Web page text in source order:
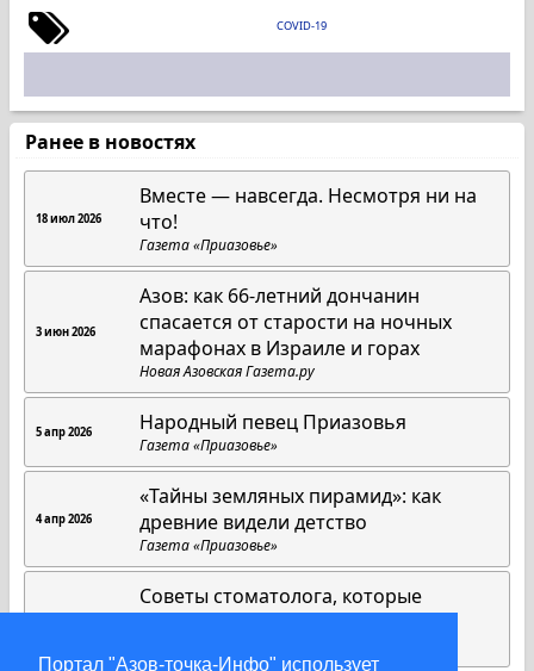
Портал "Азов-точка-Инфо" использует
COVID-19
Ранее в новостях
18 июл 2026
Вместе — навсегда. Несмотря ни на
что!
Газета «Приазовье»
3 июн 2026
Азов: как 66-летний дончанин
спасается от старости на ночных
марафонах в Израиле и горах
Новая Азовская Газета.ру
5 апр 2026 Народный певец Приазовья
Газета «Приазовье»
4 апр 2026
«Тайны земляных пирамид»: как
древние видели детство
Газета «Приазовье»
Советы стоматолога, которые